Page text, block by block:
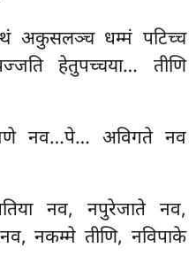
अकुसलञ्च धम्मं पटिच्च
हेतुपच्चया… तीणि
नव…पे… अविगते नव
नव, नपुरेजाते नव,
नकम्मे तीणि, नविपाके